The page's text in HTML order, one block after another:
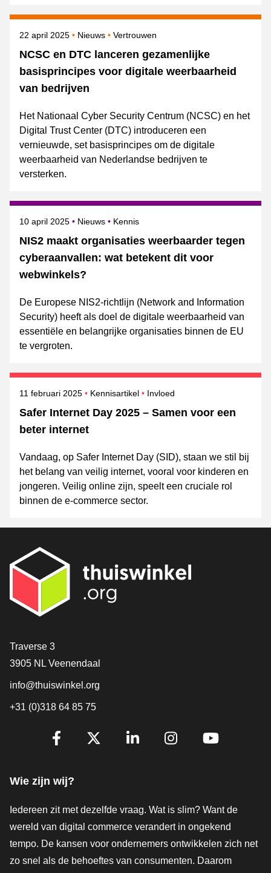
NCSC en DTC lanceren gezamenlijke
basisprincipes voor digitale weerbaarheid
van bedrijven
Gepubliceerd op
22 april 2025 Categorie
Nieuws Onderwerpen
Vertrouwen
Het Nationaal Cyber Security Centrum (NCSC) en het
Digital Trust Center (DTC) introduceren een
vernieuwde, set basisprincipes om de digitale
weerbaarheid van Nederlandse bedrijven te
versterken.
NIS2 maakt organisaties weerbaarder tegen
cyberaanvallen: wat betekent dit voor
webwinkels?
Gepubliceerd op
10 april 2025 Categorie
Nieuws Onderwerpen
Kennis
De Europese NIS2-richtlijn (Network and Information
Security) heeft als doel de digitale weerbaarheid van
essentiële en belangrijke organisaties binnen de EU
te vergroten.
Safer Internet Day 2025 – Samen voor een
beter internet
Gepubliceerd op
11 februari 2025 Kennisartikel Onderwerpen
Invloed
Vandaag, op Safer Internet Day (SID), staan we stil bij
het belang van veilig internet, vooral voor kinderen en
jongeren. Veilig online zijn, speelt een cruciale rol
binnen de e-commerce sector.
Contact
Traverse 3
3905 NL Veenendaal
info@thuiswinkel.org
+31 (0)318 64 85 75
Volg je ons al?
Wie zijn wij?
Iedereen zit met dezelfde vraag. Wat is slim? Want de
wereld van digital commerce verandert in ongekend
tempo. De kansen voor ondernemers ontwikkelen zich net
zo snel als de behoeftes van consumenten. Daarom